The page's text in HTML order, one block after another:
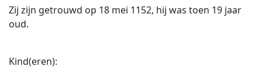
Zij zijn getrouwd op 18 mei 1152, hij was toen 19 jaar
oud.
Kind(eren):